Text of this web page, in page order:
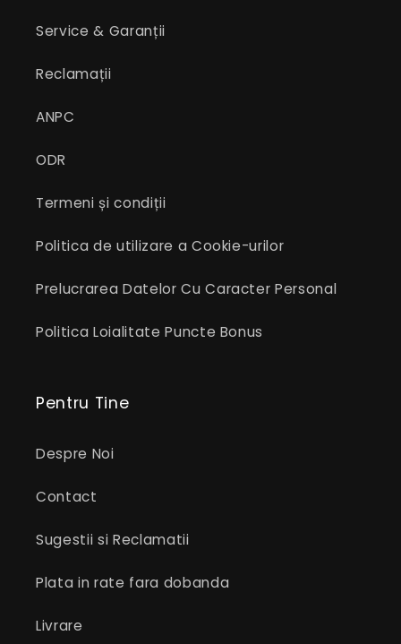
Service & Garanții
Reclamații
ANPC
ODR
Termeni și condiții
Politica de utilizare a Cookie-urilor
Prelucrarea Datelor Cu Caracter Personal
Politica Loialitate Puncte Bonus
Pentru Tine
Despre Noi
Contact
Sugestii si Reclamatii
Plata in rate fara dobanda
Livrare